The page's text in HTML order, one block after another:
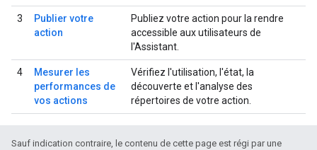
3
Publier votre
action
Publiez votre action pour la rendre
accessible aux utilisateurs de
l'Assistant.
4
Mesurer les
performances de
vos actions
Vérifiez l'utilisation, l'état, la
découverte et l'analyse des
répertoires de votre action.
Sauf indication contraire, le contenu de cette page est régi par une